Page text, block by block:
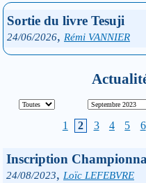
Sortie du livre Tesuji
24/06/2026, Rémi VANNIER
1 2 3 4 5 6
Inscription
24/08/2023, Loïc LEFEBVRE